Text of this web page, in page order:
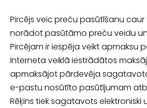
Pircējs veic preču pasūtīšanu
norādot pasūtāmo preču veidu
Pircējam ir iespēja veikt apmaksu
Interneta veiklā iestrādātos
apmaksājot pārdevēja
e-pastu nosūtīto pasūtījumam
Rēķins tiek sagatavots elektroniski